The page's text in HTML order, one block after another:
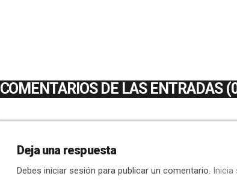
COMENTARIOS DE LAS ENTRADAS
Deja una respuesta
Debes iniciar sesión para publicar un comentario. Inicia